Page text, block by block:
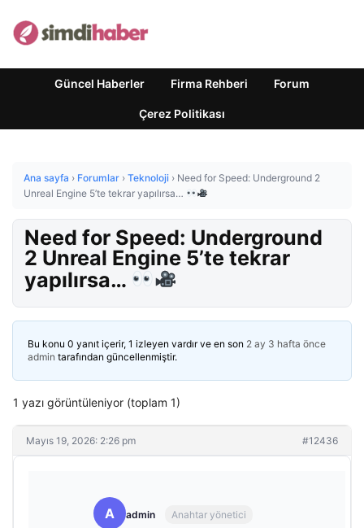
Güncel Haberler Firma Rehberi Forum
Çerez Politikası
Ana sayfa › Forumlar › Teknoloji › Need for Speed: Underground 2
Unreal Engine 5’te tekrar yapılırsa…
Need for Speed: Underground
2 Unreal Engine 5’te tekrar
yapılırsa…
Bu konu 0 yanıt içerir, 1 izleyen vardır ve en son 2 ay 3 hafta önce
admin tarafından güncellenmiştir.
1 yazı görüntüleniyor (toplam 1)
Mayıs 19, 2026: 2:26 pm #12436
A admin Anahtar yönetici